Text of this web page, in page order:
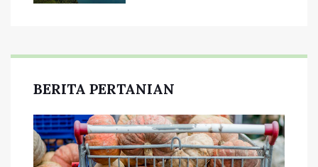
BERITA PERTANIAN